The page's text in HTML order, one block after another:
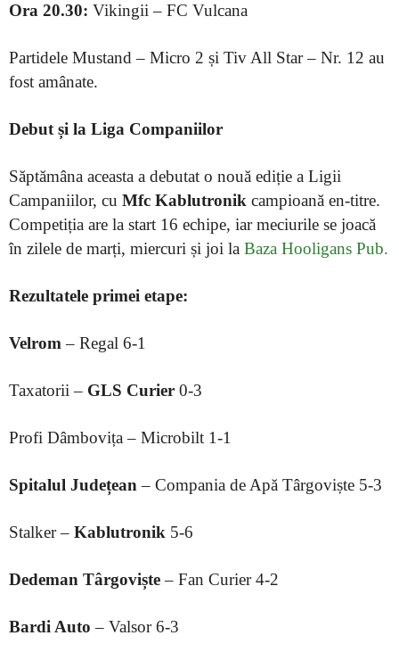
Ora 20.30: Vikingii – FC Vulcana
Partidele Mustand – Micro 2 și Tiv All Star – Nr. 12 au
fost amânate.
Debut și la Liga Companiilor
Săptămâna aceasta a debutat o nouă ediție a Ligii
Campaniilor, cu Mfc Kablutronik campioană en-titre.
Competiția are la start 16 echipe, iar meciurile se joacă
în zilele de marți, miercuri și joi la Baza Hooligans Pub.
Rezultatele primei etape:
Velrom – Regal 6-1
Taxatorii – GLS Curier 0-3
Profi Dâmbovița – Microbilt 1-1
Spitalul Județean – Compania de Apă Târgoviște 5-3
Stalker – Kablutronik 5-6
Dedeman Târgoviște– Fan Curier 4-2
Bardi Auto – Valsor 6-3